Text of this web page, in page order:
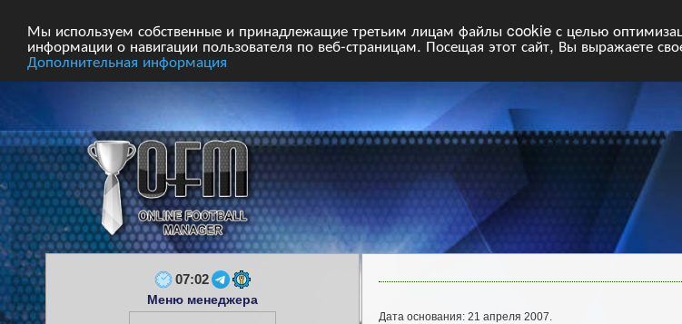
Мы используем собственные и принадлежащие третьим лицам файлы cookie с целью
информации о навигации пользователя по веб-страницам. Посещая этот сайт, Вы выражаете
Дополнительная информация
Дата основания: 21 апреля 2007.
07:02
Меню менеджера